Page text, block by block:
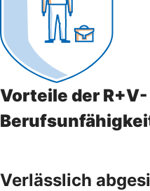
Vorteile der R+V-
Verlässlich